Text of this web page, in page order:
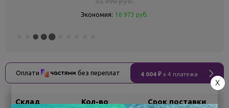
Экономия: 16 973 руб.
Оплати без переплат 4 004 ₽ x 4 платежа
Склад Кол-во Срок поставки
X